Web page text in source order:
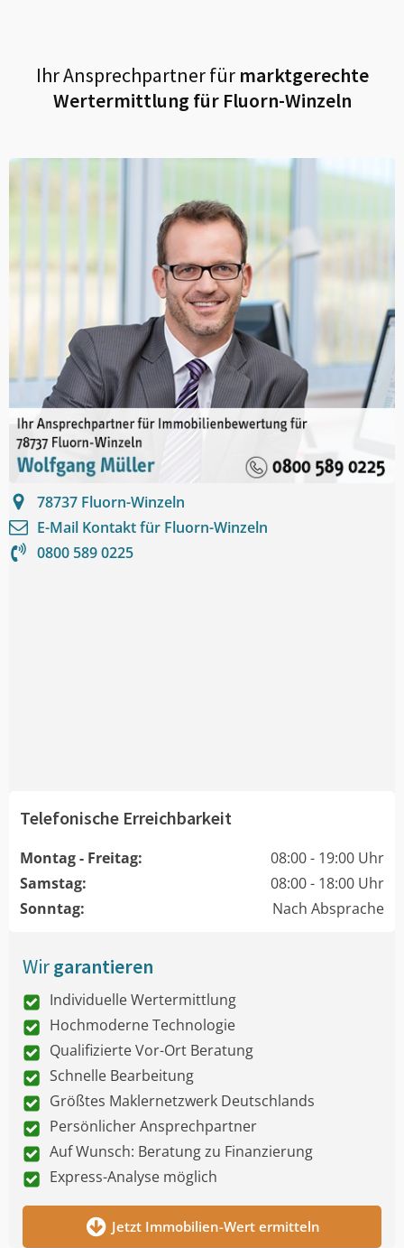
Ihr Ansprechpartner fürmarktgerechte
Wertermittlung für Fluorn-Winzeln
78737 Fluorn-Winzeln
E-Mail Kontakt für Fluorn-Winzeln
0800 589 0225
Telefonische Erreichbarkeit
Montag - Freitag:
08:00 - 19:00 Uhr
Samstag:
08:00 - 18:00 Uhr
Sonntag:
Nach Absprache
Wirgarantieren
Individuelle Wertermittlung
Hochmoderne Technologie
Qualifizierte Vor-Ort Beratung
Schnelle Bearbeitung
Größtes Maklernetzwerk Deutschlands
Persönlicher Ansprechpartner
Auf Wunsch: Beratung zu Finanzierung
Express-Analyse möglich
Jetzt Immobilien-Wert ermitteln